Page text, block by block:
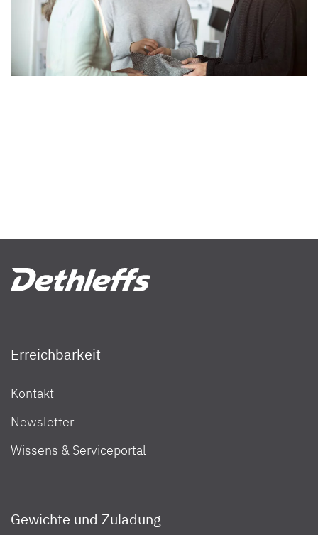
Erreichbarkeit
Kontakt
Newsletter
Wissens & Serviceportal
Gewichte und Zuladung